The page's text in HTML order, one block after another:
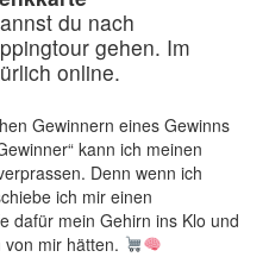
du nach
gehen. Im
online.
Gewinnern eines Gewinns
kann ich meinen
Denn wenn ich
ich mir einen
dafür mein Gehirn ins Klo und
mir hätten.